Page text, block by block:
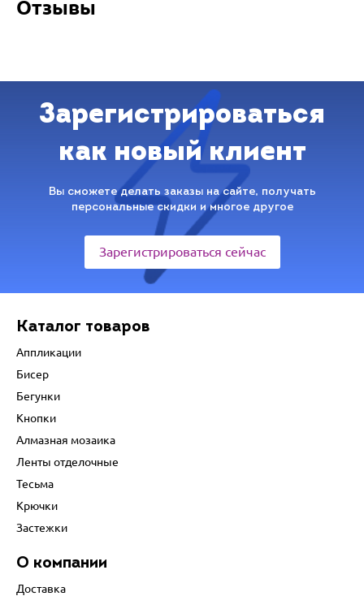
Отзывы
Зарегистрироваться
как новый клиент
Вы сможете делать заказы на сайте, получать
персональные скидки и многое другое
Зарегистрироваться сейчас
Каталог товаров
Аппликации
Бисер
Бегунки
Кнопки
Алмазная мозаика
Ленты отделочные
Тесьма
Крючки
Застежки
О компании
Доставка